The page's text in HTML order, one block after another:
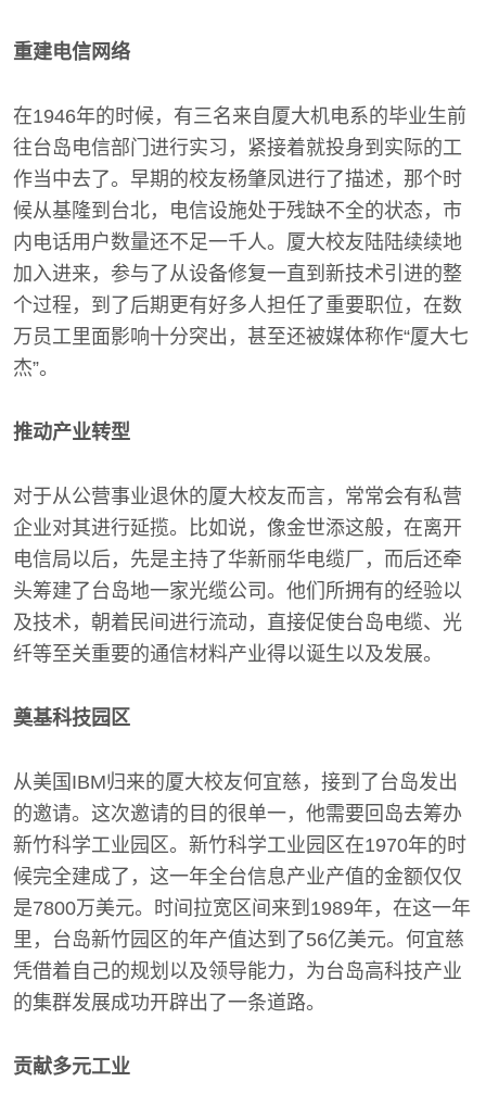
重建电信网络
在1946年的时候，有三名来自厦大机电系的毕业生前
往台岛电信部门进行实习，紧接着就投身到实际的工
作当中去了。早期的校友杨肇凤进行了描述，那个时
候从基隆到台北，电信设施处于残缺不全的状态，市
内电话用户数量还不足一千人。厦大校友陆陆续续地
加入进来，参与了从设备修复一直到新技术引进的整
个过程，到了后期更有好多人担任了重要职位，在数
万员工里面影响十分突出，甚至还被媒体称作“厦大七
杰”。
推动产业转型
对于从公营事业退休的厦大校友而言，常常会有私营
企业对其进行延揽。比如说，像金世添这般，在离开
电信局以后，先是主持了华新丽华电缆厂，而后还牵
头筹建了台岛地一家光缆公司。他们所拥有的经验以
及技术，朝着民间进行流动，直接促使台岛电缆、光
纤等至关重要的通信材料产业得以诞生以及发展。
奠基科技园区
从美国IBM归来的厦大校友何宜慈，接到了台岛发出
的邀请。这次邀请的目的很单一，他需要回岛去筹办
新竹科学工业园区。新竹科学工业园区在1970年的时
候完全建成了，这一年全台信息产业产值的金额仅仅
是7800万美元。时间拉宽区间来到1989年，在这一年
里，台岛新竹园区的年产值达到了56亿美元。何宜慈
凭借着自己的规划以及领导能力，为台岛高科技产业
的集群发展成功开辟出了一条道路。
贡献多元工业